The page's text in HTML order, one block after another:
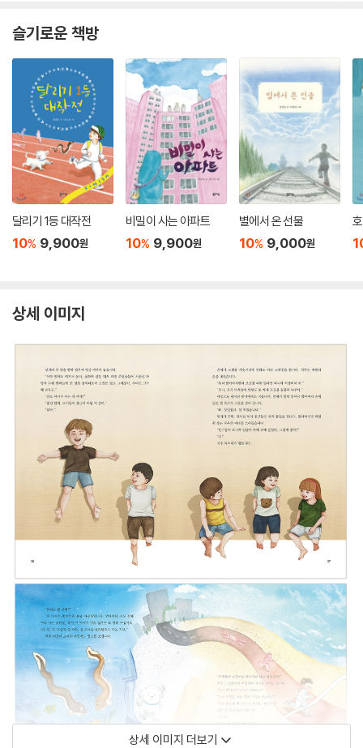
슬기로운 책방
달리기 1등 대작전
10% 9,900원
비밀이 사는 아파트
10% 9,900원
별에서 온 선물
10% 9,000원
상세 이미지
상세 이미지 더보기